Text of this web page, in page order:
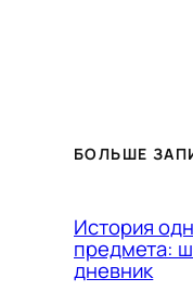
БОЛЬШЕ
История
предмета:
дневник